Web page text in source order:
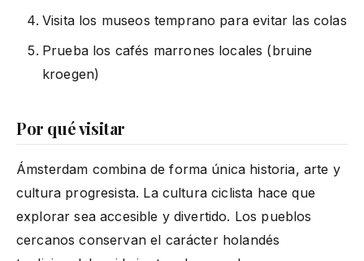
Visita los museos temprano para evitar las colas
Prueba los cafés marrones locales (bruine
kroegen)
Por qué visitar
Ámsterdam combina de forma única historia, arte y
cultura progresista. La cultura ciclista hace que
explorar sea accesible y divertido. Los pueblos
cercanos conservan el carácter holandés